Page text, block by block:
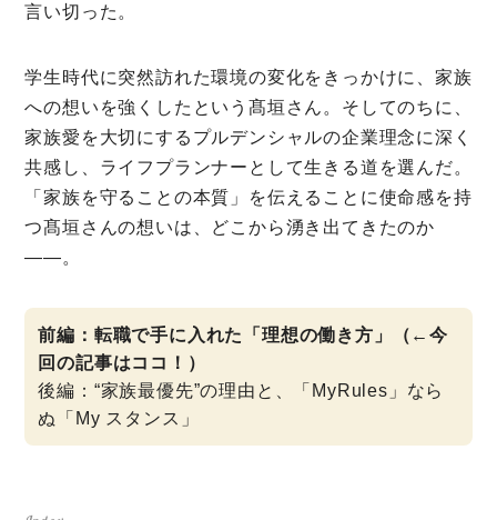
言い切った。
学生時代に突然訪れた環境の変化をきっかけに、家族
への想いを強くしたという髙垣さん。そしてのちに、
家族愛を大切にするプルデンシャルの企業理念に深く
共感し、ライフプランナーとして生きる道を選んだ。
「家族を守ることの本質」を伝えることに使命感を持
つ髙垣さんの想いは、どこから湧き出てきたのか
――。
前編：転職で手に入れた「理想の働き方」（←今
回の記事はココ！）
後編：“家族最優先”の理由と、「MyRules」なら
ぬ「My スタンス」